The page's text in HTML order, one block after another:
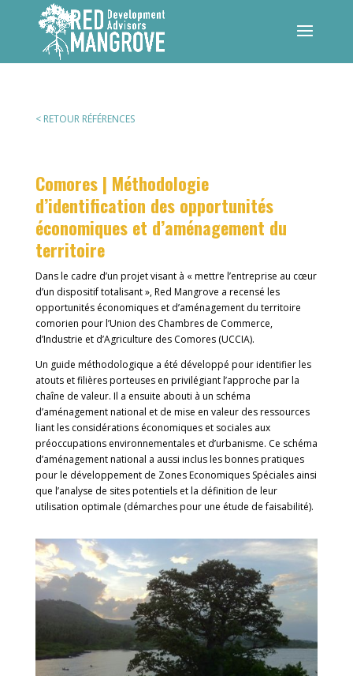
< RETOUR RÉFÉRENCES
Comores | Méthodologie
d’identification des opportunités
économiques et d’aménagement du
territoire
Dans le cadre d’un projet visant à « mettre l’entreprise au cœur
d’un dispositif totalisant », Red Mangrove a recensé les
opportunités économiques et d’aménagement du territoire
comorien pour l’Union des Chambres de Commerce,
d’Industrie et d’Agriculture des Comores (UCCIA).
Un guide méthodologique a été développé pour identifier les
atouts et filières porteuses en privilégiant l’approche par la
chaîne de valeur. Il a ensuite abouti à un schéma
d’aménagement national et de mise en valeur des ressources
liant les considérations économiques et sociales aux
préoccupations environnementales et d’urbanisme. Ce schéma
d’aménagement national a aussi inclus les bonnes pratiques
pour le développement de Zones Economiques Spéciales ainsi
que l’analyse de sites potentiels et la définition de leur
utilisation optimale (démarches pour une étude de faisabilité).